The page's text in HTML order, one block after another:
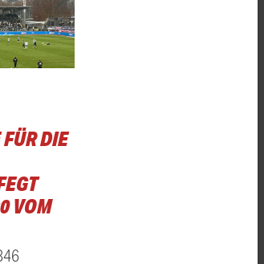
DIE
VOM